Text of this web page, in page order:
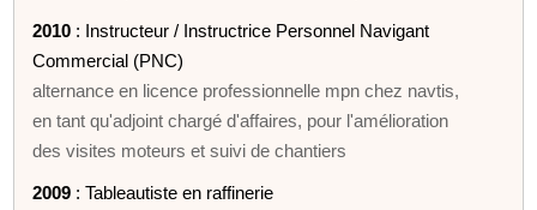
2010 : Instructeur / Instructrice Personnel Navigant
Commercial (PNC)
alternance en licence professionnelle mpn chez navtis,
en tant qu'adjoint chargé d'affaires, pour l'amélioration
des visites moteurs et suivi de chantiers
2009 : Tableautiste en raffinerie